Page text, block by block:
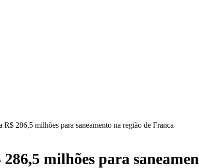
R$ 286,5 milhões para saneamento na região de Franca
milhões para